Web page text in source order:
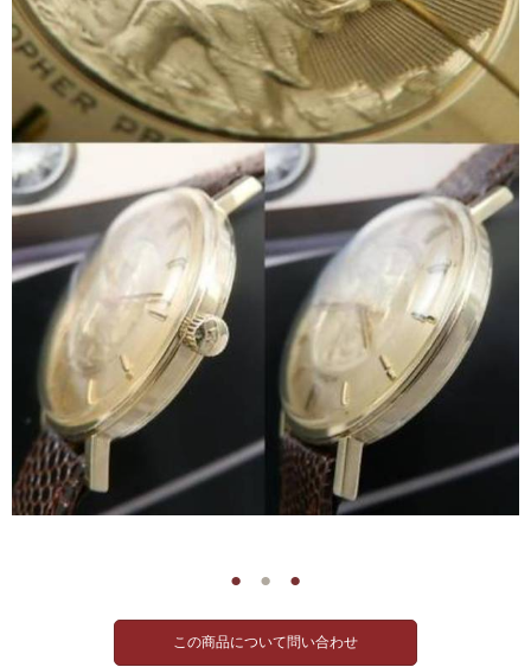
● ● ●